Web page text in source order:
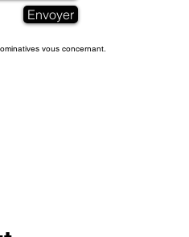
Envoyer
vous concernant.